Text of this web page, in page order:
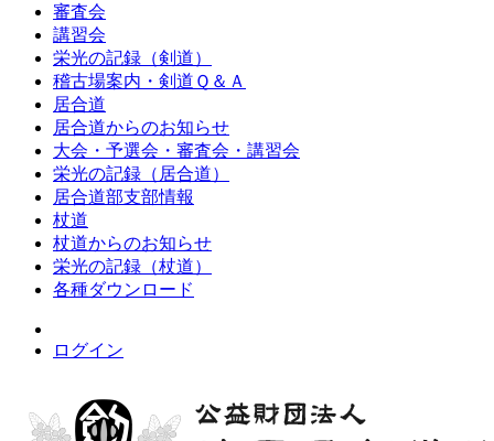
審査会
講習会
栄光の記録（剣道）
稽古場案内・剣道Ｑ＆Ａ
居合道
居合道からのお知らせ
大会・予選会・審査会・講習会
栄光の記録（居合道）
居合道部支部情報
杖道
杖道からのお知らせ
栄光の記録（杖道）
各種ダウンロード
ログイン